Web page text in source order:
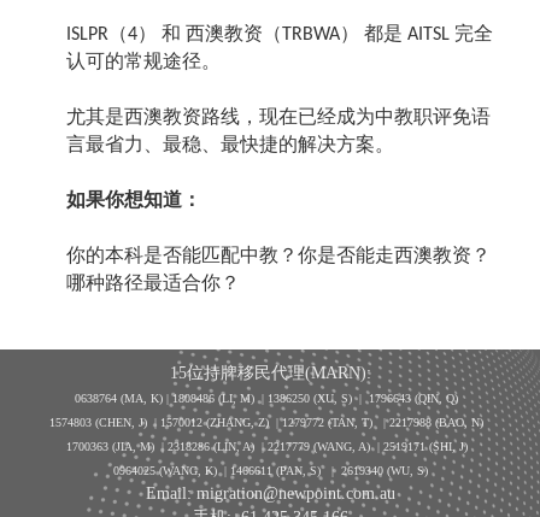
ISLPR （4） 和 西澳教资（ TRBWA） 都是 AITSL 完全
认可的常规途径。
尤其是西澳教资路线，现在已经成为中教职评免语
言最省力、最稳、最快捷的解决方案。
如果你想知道：
你的本科是否能匹配中教？你是否能走西澳教资？
哪种路径最适合你？
15位持牌移民代理(MARN):
0638764 (MA, K) |1808486 (LI, M) | 1386250 (XU, S)| 1796643 (QIN, Q)
1574803 (CHEN, J) | 1570012 (ZHANG, Z) | 1279772 (TAN, T) | 2217988 (BAO, N)
1700363 (JIA, M) | 2318286 (LIN, A) | 2217779 (WANG, A) | 2519171 (SHI, J)
0964025 (WANG, K) | 1466611 (PAN, S)| 2619340 (WU, S)
Email: migration@newpoint.com.au